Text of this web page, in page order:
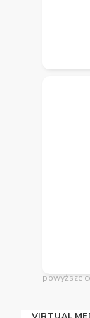
powyższe